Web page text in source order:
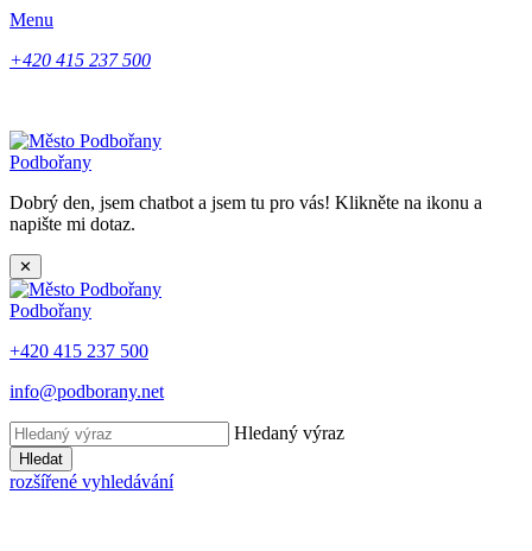
Menu
+420 415 237 500
Podbořany
Dobrý den, jsem chatbot a jsem tu pro vás! Klikněte na ikonu a
napište mi dotaz.
✕
Podbořany
+420 415 237 500
info@podborany.net
Hledaný výraz
Hledat
rozšířené vyhledávání